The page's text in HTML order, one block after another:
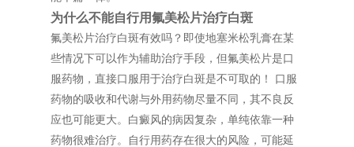
为什么不能自行用氟美松片治疗白斑
氟美松片治疗白斑有效吗？即使地塞米松乳膏在某
些情况下可以作为辅助治疗手段，但氟美松片是口
服药物，直接口服用于治疗白斑是不可取的！ 口服
药物的吸收和代谢与外用药物尽量不同，其不良反
应也可能更大。白癜风的病因复杂，单纯依靠一种
药物很难治疗。自行用药存在很大的风险，可能延